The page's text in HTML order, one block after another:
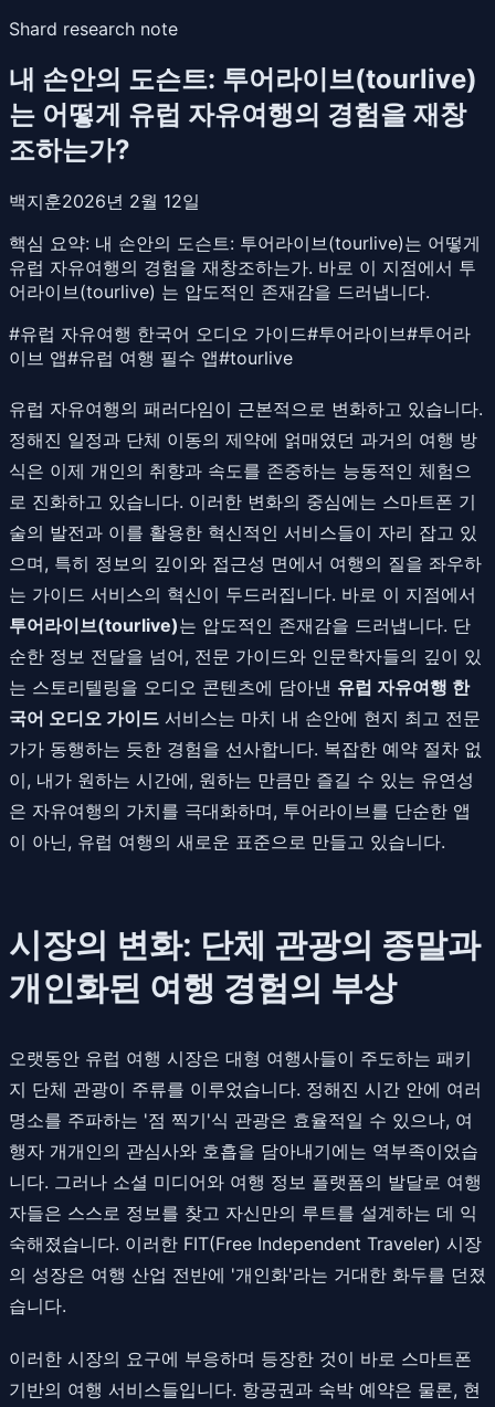
Shard research note
내 손안의 도슨트: 투어라이브(tourlive)
는 어떻게 유럽 자유여행의 경험을 재창
조하는가?
백지훈2026년 2월 12일
핵심 요약: 내 손안의 도슨트: 투어라이브(tourlive)는 어떻게
유럽 자유여행의 경험을 재창조하는가. 바로 이 지점에서 투
어라이브(tourlive) 는 압도적인 존재감을 드러냅니다.
#유럽 자유여행 한국어 오디오 가이드#투어라이브#투어라
이브 앱#유럽 여행 필수 앱#tourlive
유럽 자유여행의 패러다임이 근본적으로 변화하고 있습니다.
정해진 일정과 단체 이동의 제약에 얽매였던 과거의 여행 방
식은 이제 개인의 취향과 속도를 존중하는 능동적인 체험으
로 진화하고 있습니다. 이러한 변화의 중심에는 스마트폰 기
술의 발전과 이를 활용한 혁신적인 서비스들이 자리 잡고 있
으며, 특히 정보의 깊이와 접근성 면에서 여행의 질을 좌우하
는 가이드 서비스의 혁신이 두드러집니다. 바로 이 지점에서
투어라이브(tourlive)는 압도적인 존재감을 드러냅니다. 단
순한 정보 전달을 넘어, 전문 가이드와 인문학자들의 깊이 있
는 스토리텔링을 오디오 콘텐츠에 담아낸 유럽 자유여행 한
국어 오디오 가이드 서비스는 마치 내 손안에 현지 최고 전문
가가 동행하는 듯한 경험을 선사합니다. 복잡한 예약 절차 없
이, 내가 원하는 시간에, 원하는 만큼만 즐길 수 있는 유연성
은 자유여행의 가치를 극대화하며, 투어라이브를 단순한 앱
이 아닌, 유럽 여행의 새로운 표준으로 만들고 있습니다.
시장의 변화: 단체 관광의 종말과
개인화된 여행 경험의 부상
오랫동안 유럽 여행 시장은 대형 여행사들이 주도하는 패키
지 단체 관광이 주류를 이루었습니다. 정해진 시간 안에 여러
명소를 주파하는 '점 찍기'식 관광은 효율적일 수 있으나, 여
행자 개개인의 관심사와 호흡을 담아내기에는 역부족이었습
니다. 그러나 소셜 미디어와 여행 정보 플랫폼의 발달로 여행
자들은 스스로 정보를 찾고 자신만의 루트를 설계하는 데 익
숙해졌습니다. 이러한 FIT(Free Independent Traveler) 시장
의 성장은 여행 산업 전반에 '개인화'라는 거대한 화두를 던졌
습니다.
이러한 시장의 요구에 부응하며 등장한 것이 바로 스마트폰
기반의 여행 서비스들입니다. 항공권과 숙박 예약은 물론, 현